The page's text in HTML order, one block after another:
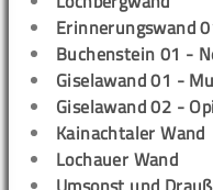
Erinnerungswand
Buchenstein 01 -
Giselawand 01 -
Giselawand 02 -
Kainachtaler Wand
Lochauer Wand